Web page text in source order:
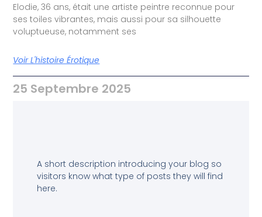
Elodie, 36 ans, était une artiste peintre reconnue pour
ses toiles vibrantes, mais aussi pour sa silhouette
voluptueuse, notamment ses
Voir L'histoire Érotique
25 Septembre 2025
A short description introducing your blog so
visitors know what type of posts they will find
here.